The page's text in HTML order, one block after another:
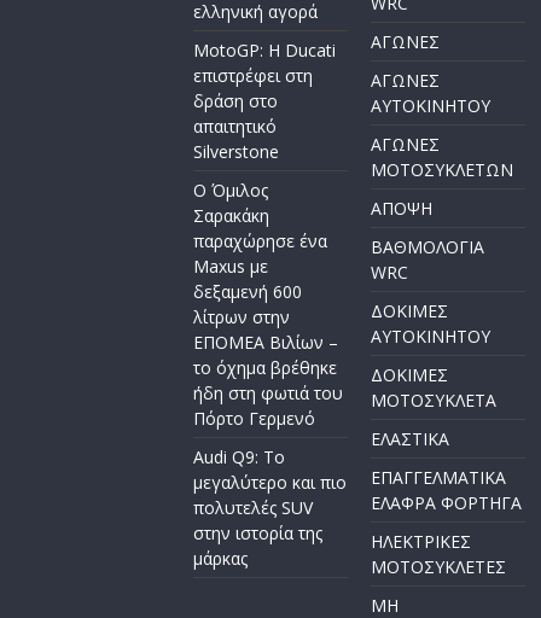
ελληνική αγορά
MotoGP: Η Ducati
επιστρέφει στη
δράση στο
απαιτητικό
Silverstone
Ο Όμιλος
Σαρακάκη
παραχώρησε ένα
Maxus με
δεξαμενή 600
λίτρων στην
ΕΠΟΜΕΑ Βιλίων –
το όχημα βρέθηκε
ήδη στη φωτιά του
Πόρτο Γερμενό
Audi Q9: Το
μεγαλύτερο και πιο
πολυτελές SUV
στην ιστορία της
μάρκας
ΑΓΩΝΕΣ
ΑΓΩΝΕΣ
AYTOKINHTOY
ΑΓΩΝΕΣ
ΜΟΤΟΣΥΚΛΕΤΩΝ
ΑΠΟΨΗ
ΒΑΘΜΟΛΟΓΙΑ
WRC
ΔΟΚΙΜΕΣ
ΑΥΤΟΚΙΝΗΤΟΥ
ΔΟΚΙΜΕΣ
ΜΟΤΟΣΥΚΛΕΤΑ
ΕΛΑΣΤΙΚΑ
ΕΠΑΓΓΕΛΜΑΤΙΚΑ
ΕΛΑΦΡΑ ΦΟΡΤΗΓΑ
ΗΛΕΚΤΡΙΚΕΣ
ΜΟΤΟΣΥΚΛΕΤΕΣ
ΜΗ